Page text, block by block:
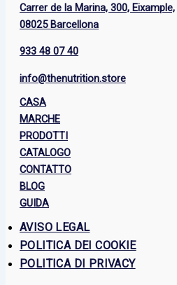
Carrer de la Marina, 300, Eixample,
08025 Barcellona
933 48 07 40
info@thenutrition.store
CASA
MARCHE
PRODOTTI
CATALOGO
CONTATTO
BLOG
GUIDA
AVISO LEGAL
POLITICA DEI COOKIE
POLITICA DI PRIVACY